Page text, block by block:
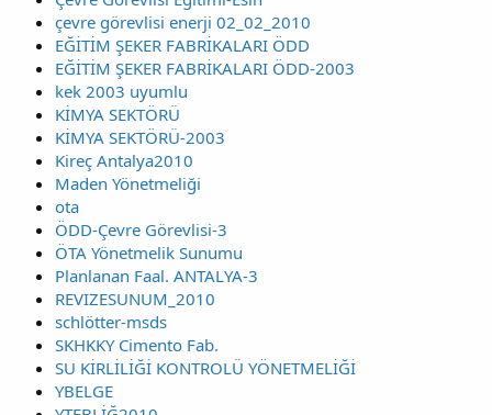
çevre görevlisi enerji 02_02_2010
EĞİTİM ŞEKER FABRİKALARI ÖDD
EĞİTİM ŞEKER FABRİKALARI ÖDD-2003
kek 2003 uyumlu
KİMYA SEKTÖRÜ
KİMYA SEKTÖRÜ-2003
Kireç Antalya2010
Maden Yönetmeliği
ota
ÖDD-Çevre Görevlisi-3
ÖTA Yönetmelik Sunumu
Planlanan Faal. ANTALYA-3
REVIZESUNUM_2010
schlötter-msds
SKHKKY Cimento Fab.
SU KİRLİLİĞİ KONTROLÜ YÖNETMELİĞİ
YBELGE